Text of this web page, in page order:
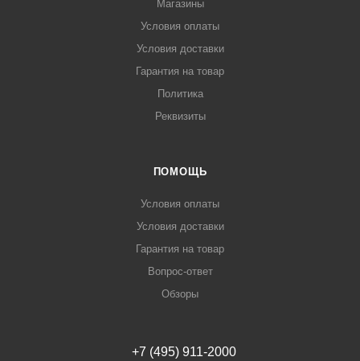
Магазины
Условия оплаты
Условия доставки
Гарантия на товар
Политика
Реквизиты
ПОМОЩЬ
Условия оплаты
Условия доставки
Гарантия на товар
Вопрос-ответ
Обзоры
+7 (495) 911-2000